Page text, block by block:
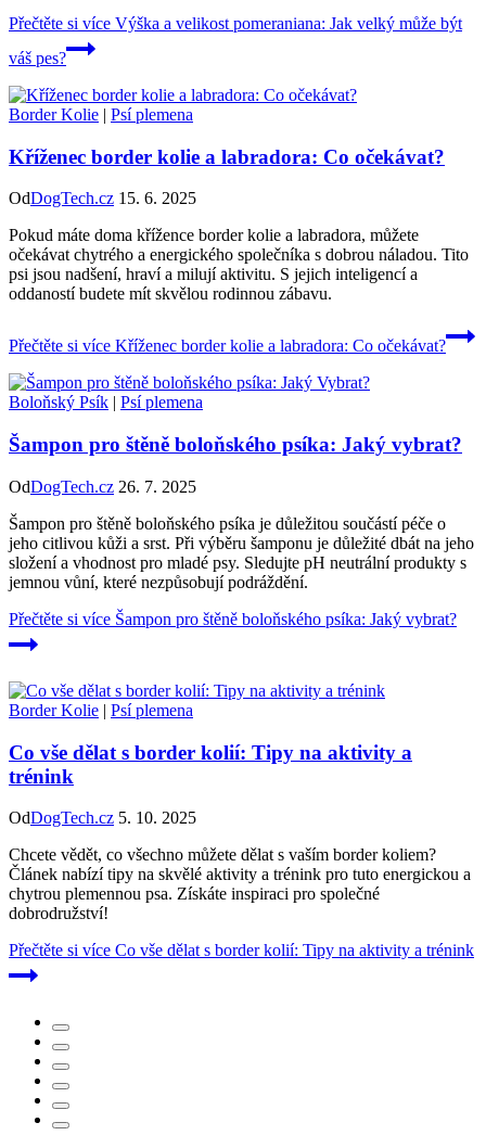
Přečtěte si více Výška a velikost pomeraniana: Jak velký může být
váš pes?
Border Kolie | Psí plemena
Kříženec border kolie a labradora: Co očekávat?
OdDogTech.cz 15. 6. 2025
Pokud máte doma křížence border kolie a labradora, můžete
očekávat chytrého a energického společníka s dobrou náladou. Tito
psi jsou nadšení, hraví a milují aktivitu. S jejich inteligencí a
oddaností budete mít skvělou rodinnou zábavu.
Přečtěte si více Kříženec border kolie a labradora: Co očekávat?
Boloňský Psík | Psí plemena
Šampon pro štěně boloňského psíka: Jaký vybrat?
OdDogTech.cz 26. 7. 2025
Šampon pro štěně boloňského psíka je důležitou součástí péče o
jeho citlivou kůži a srst. Při výběru šamponu je důležité dbát na jeho
složení a vhodnost pro mladé psy. Sledujte pH neutrální produkty s
jemnou vůní, které nezpůsobují podráždění.
Přečtěte si více Šampon pro štěně boloňského psíka: Jaký vybrat?
Border Kolie | Psí plemena
Co vše dělat s border kolií: Tipy na aktivity a
trénink
OdDogTech.cz 5. 10. 2025
Chcete vědět, co všechno můžete dělat s vaším border koliem?
Článek nabízí tipy na skvělé aktivity a trénink pro tuto energickou a
chytrou plemennou psa. Získáte inspiraci pro společné
dobrodružství!
Přečtěte si více Co vše dělat s border kolií: Tipy na aktivity a trénink